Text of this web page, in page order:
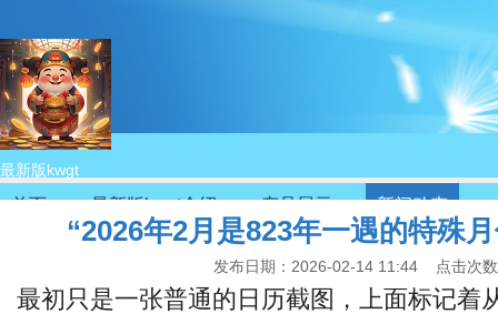
最新版kwgt
首页 最新版kwgt介绍 产品展示 新闻动态
“2026年2月是823年一遇的特殊
发布日期：2026-02-14 11:44 点击次
最初只是一张普通的日历截图，上面标记着